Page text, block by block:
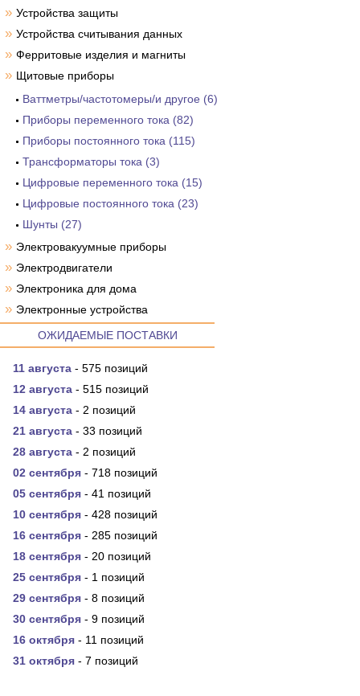
» Устройства защиты
» Устройства считывания данных
» Ферритовые изделия и магниты
» Щитовые приборы
Ваттметры/частотомеры/и другое (6)
Приборы переменного тока (82)
Приборы постоянного тока (115)
Трансформаторы тока (3)
Цифровые переменного тока (15)
Цифровые постоянного тока (23)
Шунты (27)
» Электровакуумные приборы
» Электродвигатели
» Электроника для дома
» Электронные устройства
ОЖИДАЕМЫЕ ПОСТАВКИ
11 августа - 575 позиций
12 августа - 515 позиций
14 августа - 2 позиций
21 августа - 33 позиций
28 августа - 2 позиций
02 сентября - 718 позиций
05 сентября - 41 позиций
10 сентября - 428 позиций
16 сентября - 285 позиций
18 сентября - 20 позиций
25 сентября - 1 позиций
29 сентября - 8 позиций
30 сентября - 9 позиций
16 октября - 11 позиций
31 октября - 7 позиций